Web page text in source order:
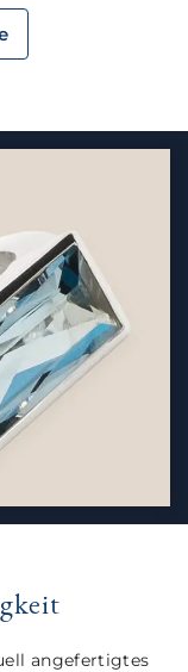
angefertigtes